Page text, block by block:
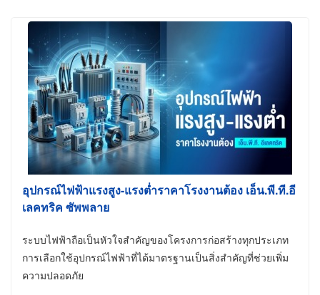
อุปกรณ์ไฟฟ้าแรงสูง-แรงต่ำราคาโรงงานต้อง เอ็น.พี.ที.อี
เลคทริค ซัพพลาย
ระบบไฟฟ้าถือเป็นหัวใจสำคัญของโครงการก่อสร้างทุกประเภท
การเลือกใช้อุปกรณ์ไฟฟ้าที่ได้มาตรฐานเป็นสิ่งสำคัญที่ช่วยเพิ่ม
ความปลอดภัย